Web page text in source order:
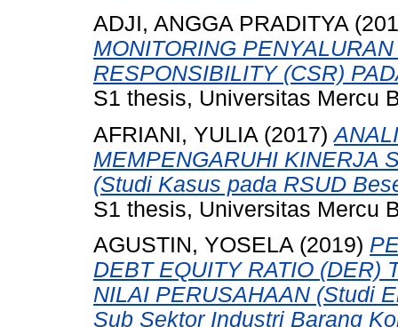
ADJI, ANGGA PRADITYA
MONITORING
RESPONSIBILITY (CSR)
S1 thesis, Universitas Mercu
AFRIANI, YULIA (2017)
MEMPENGARUHI KINERJA
(Studi Kasus pada RSUD
S1 thesis, Universitas Mercu
AGUSTIN, YOSELA (2019)
DEBT EQUITY RATIO (DER)
NILAI PERUSAHAAN (Studi
Sub Sektor Industri Barang